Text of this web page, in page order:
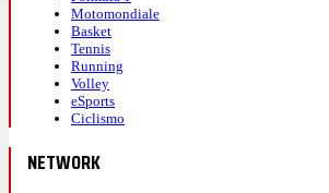
Motomondiale
Basket
Tennis
Running
Volley
eSports
Ciclismo
NETWORK